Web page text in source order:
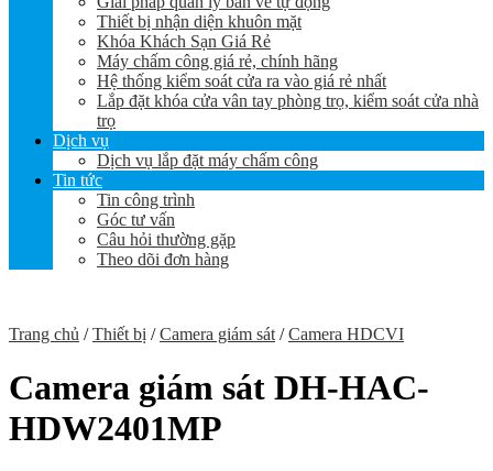
Thiết bị nhận diện khuôn mặt
Khóa Khách Sạn Giá Rẻ
Máy chấm công giá rẻ, chính hãng
Hệ thống kiểm soát cửa ra vào giá rẻ nhất
Lắp đặt khóa cửa vân tay phòng trọ, kiểm soát cửa nhà
trọ
Dịch vụ
Dịch vụ lắp đặt máy chấm công
Tin tức
Tin công trình
Góc tư vấn
Câu hỏi thường gặp
Theo dõi đơn hàng
Trang chủ / Thiết bị / Camera giám sát / Camera HDCVI
Camera giám sát DH-HAC-
HDW2401MP